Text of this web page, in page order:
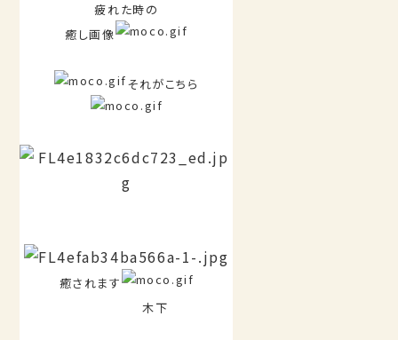
疲れた時の
癒し画像
それがこちら
癒されます
木下